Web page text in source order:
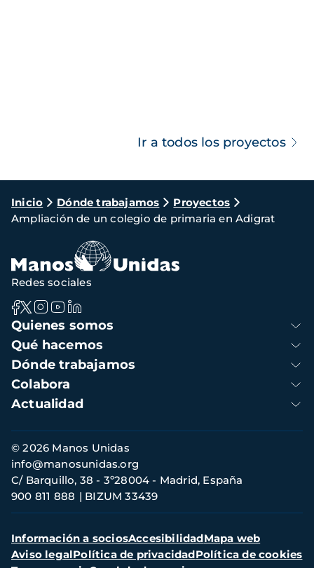
Ir a todos los proyectos
Ruta
de
navegación
Inicio Dónde trabajamos
Proyectos
Ampliación de un colegio de primaria en Adigrat
Navegación
principal
Quienes somos
Qué hacemos
Dónde trabajamos
Colabora
Actualidad
Redes sociales
Información
de
contacto
© 2026 Manos Unidas
C/ Barquillo, 38 - 3º28004 - Madrid, España
900 811 888
BIZUM 33439
info@manosunidas.org
Menú
secundario
Información a sociosAccesibilidadMapa web
Aviso legalPolítica de privacidadPolítica de cookies